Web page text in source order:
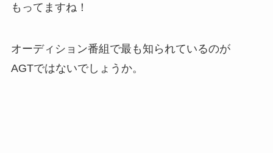
もってますね！
オーディション番組で最も知られているのが
AGTではないでしょうか。